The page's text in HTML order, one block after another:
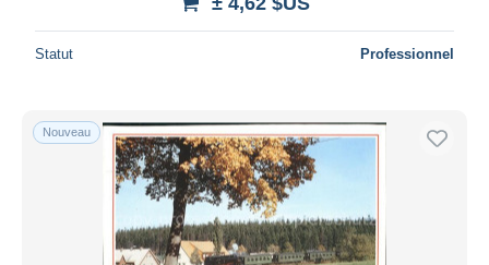
Statut Professionnel
Nouveau